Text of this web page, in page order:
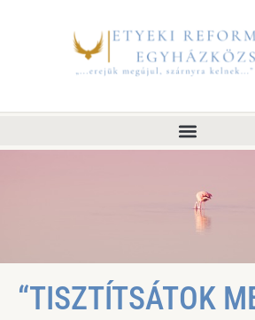
“TISZTÍTSÁTOK